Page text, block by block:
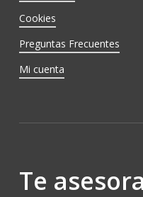
Cookies
Preguntas Frecuentes
Mi cuenta
Te